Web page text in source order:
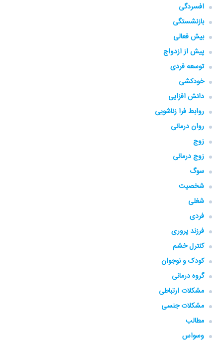
افسردگی
بازنشستگی
بیش فعالی
پیش از ازدواج
توسعه فردی
خودکشی
دانش افزایی
روابط فرا زناشویی
روان درمانی
زوج
زوج درمانی
سوگ
شخصیت
شغلی
فردی
فرزند پروری
کنترل خشم
کودک و نوجوان
گروه‌ درمانی
مشکلات ارتباطی
مشکلات جنسی
مطالب
وسواس